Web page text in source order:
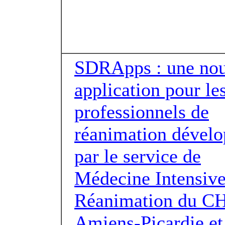
SDRApps : une
application pour
professionnels de
réanimation
par le service de
Médecine
Réanimation du